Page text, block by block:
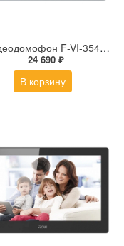
IP видеодомофон F-VI-3545ISE1
24 690 ₽
В корзину